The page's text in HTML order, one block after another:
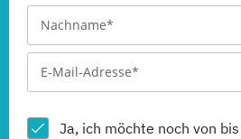
Ja, ich möchte noch von